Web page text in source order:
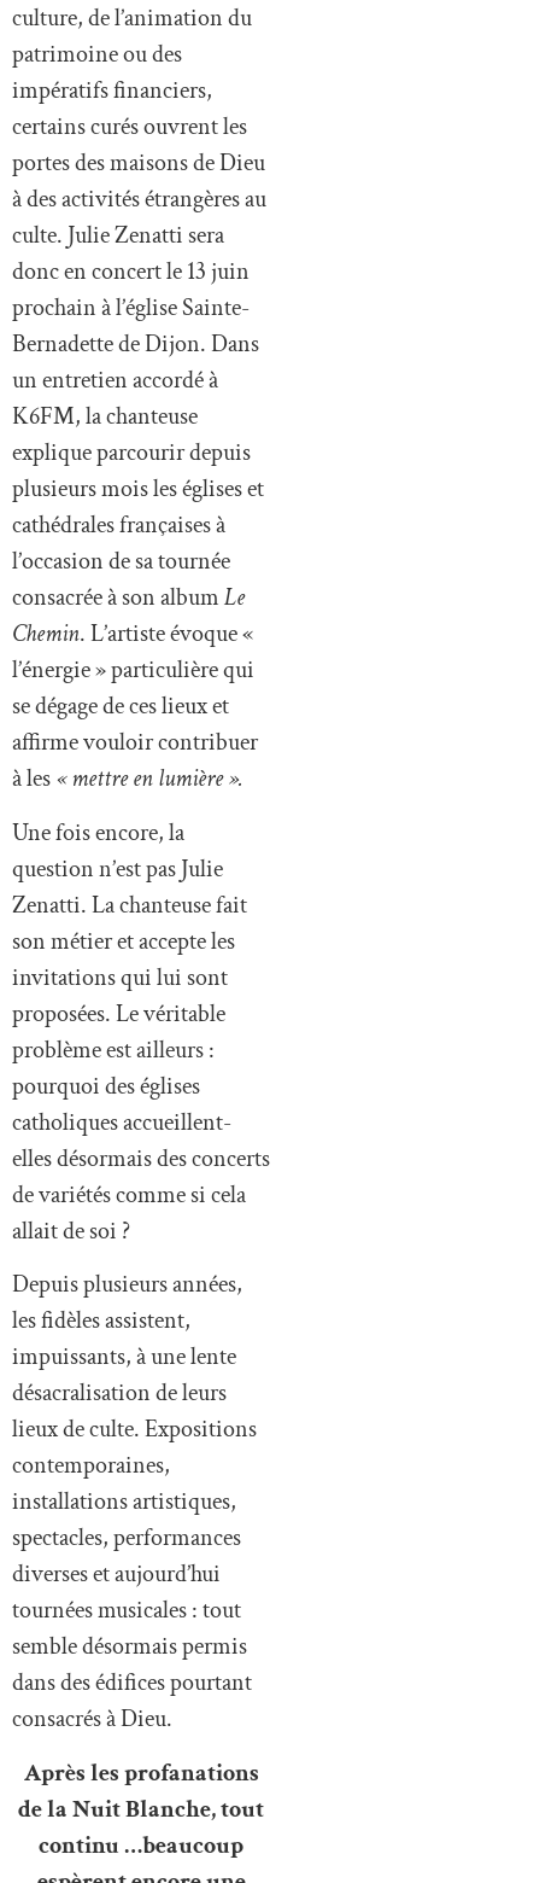
culture, de l’animation du
patrimoine ou des
impératifs financiers,
certains curés ouvrent les
portes des maisons de Dieu
à des activités étrangères au
culte. Julie Zenatti sera
donc en concert le 13 juin
prochain à l’église Sainte-
Bernadette de Dijon. Dans
un entretien accordé à
K6FM, la chanteuse
explique parcourir depuis
plusieurs mois les églises et
cathédrales françaises à
l’occasion de sa tournée
consacrée à son albumLe
Chemin. L’artiste évoque «
l’énergie » particulière qui
se dégage de ces lieux et
affirme vouloir contribuer
à les« mettre en lumière ».
Une fois encore, la
question n’est pas Julie
Zenatti. La chanteuse fait
son métier et accepte les
invitations qui lui sont
proposées. Le véritable
problème est ailleurs :
pourquoi des églises
catholiques accueillent-
elles désormais des concerts
de variétés comme si cela
allait de soi ?
Depuis plusieurs années,
les fidèles assistent,
impuissants, à une lente
désacralisation de leurs
lieux de culte. Expositions
contemporaines,
installations artistiques,
spectacles, performances
diverses et aujourd’hui
tournées musicales : tout
semble désormais permis
dans des édifices pourtant
consacrés à Dieu.
Après les profanations
de la Nuit Blanche, tout
continu …beaucoup